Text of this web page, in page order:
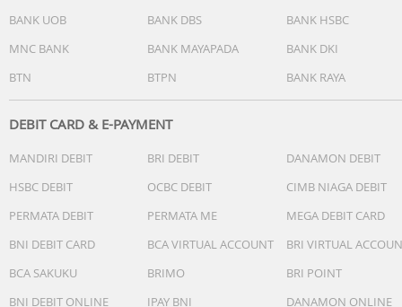
GPU 5-core baru
Neural Engine 16-core baru
Apple Intelligence
Apple Intelligence, yang ada dalam iPhone, adalah sistem
kecerdasan personal yang membantu Anda menulis,
mudah. Dengan terobosan perlindungan privasi, Anda
tenang karena tidak ada orang lain yang bisa mengakses
Kamera
Fusion 48 MP: 26 mm, bukaan ƒ/1.6, penstabilan gambar
optik sensor bergerak, 100% Focus Pixels, dukungan
BANK UOB
BANK DBS
BANK HSBC
MNC BANK
BANK MAYAPADA
BANK DKI
BTN
BTPN BANK RAYA
DEBIT CARD & E-PAYMENT
MANDIRI DEBIT BRI DEBIT
DANAMON DEBIT
HSBC DEBIT
OCBC DEBIT
CIMB NIAGA DEBIT
PERMATA DEBIT
PERMATA ME
MEGA DEBIT CARD
BNI DEBIT CARD
BCA VIRTUAL ACCOUNT
BRI VIRTUAL
BCA SAKUKU
BRIMO
BRI POINT
BNI DEBIT ONLINE
IPAY BNI
DANAMON ONLINE